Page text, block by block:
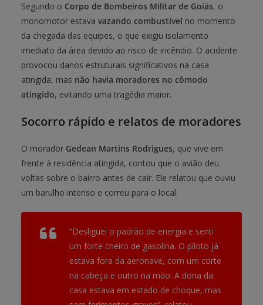
Segundo o Corpo de Bombeiros Militar de Goiás, o
monomotor estava vazando combustível no momento
da chegada das equipes, o que exigiu isolamento
imediato da área devido ao risco de incêndio. O acidente
provocou danos estruturais significativos na casa
atingida, mas não havia moradores no cômodo
atingido, evitando uma tragédia maior.
Socorro rápido e relatos de moradores
O morador Gedean Martins Rodrigues, que vive em
frente à residência atingida, contou que o avião deu
voltas sobre o bairro antes de cair. Ele relatou que ouviu
um barulho intenso e correu para o local.
“Desliguei o padrão de energia e senti
um forte cheiro de gasolina. O piloto já
estava fora da aeronave, com um corte
na cabeça e outro na mão. A dona da
casa estava em estado de choque, mas